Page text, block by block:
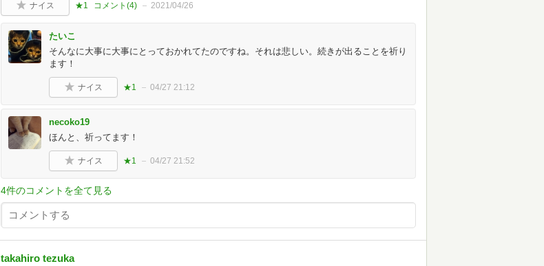
ナイス ★1 コメント(4) 2021/04/26
たいこ
そんなに大事に大事にとっておかれてたのですね。それは悲しい。続きが出ることを祈り
ます！
ナイス ★1 04/27 21:12
necoko19
ほんと、祈ってます！
ナイス ★1 04/27 21:52
4件のコメントを全て見る
takahiro tezuka